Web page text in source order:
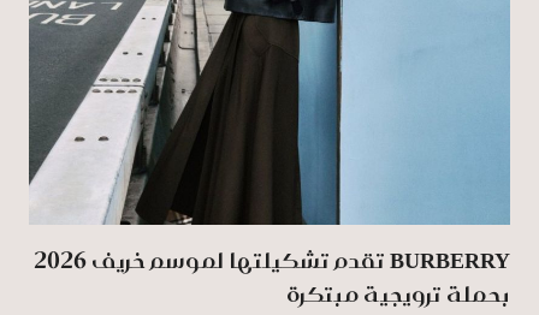
BURBERRY تقدم تشكيلتها لموسم خريف 2026
بحملة ترويجية مبتكرة